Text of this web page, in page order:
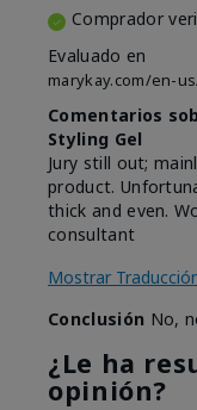
Comprador
Evaluado en
marykay.com/en-
Comentarios
Styling Gel
Jury still out;
product.
thick and even.
consultant
Mostrar
Conclusión No,
¿Le ha
opinión?